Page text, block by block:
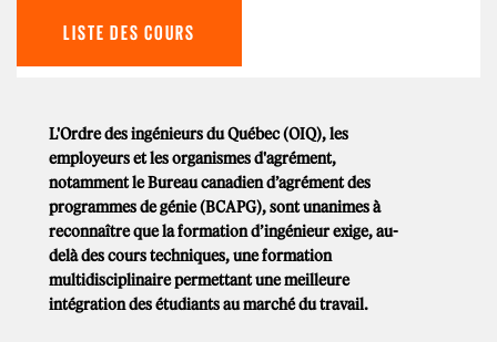
LISTE DES COURS
L'Ordre des ingénieurs du Québec (OIQ), les
employeurs et les organismes d'agrément,
notamment le Bureau canadien d’agrément des
programmes de génie (BCAPG), sont unanimes à
reconnaître que la formation d’ingénieur exige, au-
delà des cours techniques, une formation
multidisciplinaire permettant une meilleure
intégration des étudiants au marché du travail.